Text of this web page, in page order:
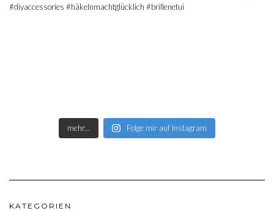
mehr... Folge mir auf Instagram
KATEGORIEN